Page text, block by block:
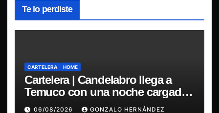
Te lo perdiste
CARTELERA HOME
Cartelera | Candelabro llega a
Temuco con una noche cargada
de indie
06/08/2026 GONZALO HERNÁNDEZ